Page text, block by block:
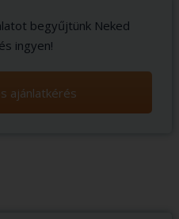
begyűjtünk Neked
ingyen!
ajánlatkérés